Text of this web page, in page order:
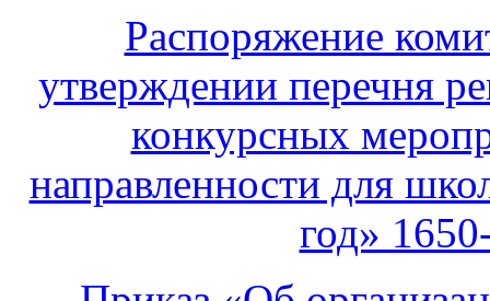
Распоряжение
утверждении перечня
конкурсных
направленности для
год»